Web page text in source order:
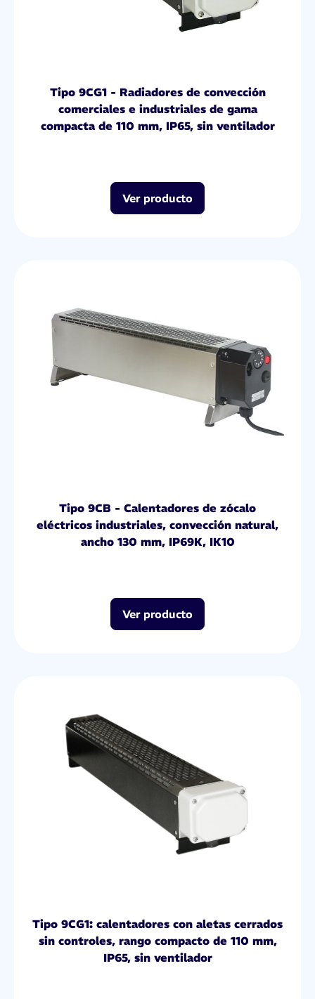
Tipo 9CG1 - Radiadores de convección
comerciales e industriales de gama
compacta de 110 mm, IP65, sin ventilador
Ver producto
Tipo 9CB - Calentadores de zócalo
eléctricos industriales, convección natural,
ancho 130 mm, IP69K, IK10
Ver producto
Tipo 9CG1: calentadores con aletas cerrados
sin controles, rango compacto de 110 mm,
IP65, sin ventilador